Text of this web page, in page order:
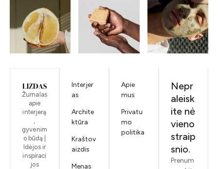
Žurnalas
apie
interjerą
,
gyvenim
o būdą |
Idėjos ir
inspiraci
jos
Interjer
as
Archite
ktūra
Kraštov
aizdis
Menas
Apie
mus
Privatu
mo
politika
Nepr
aleisk
ite nė
vieno
straip
snio.
Prenum